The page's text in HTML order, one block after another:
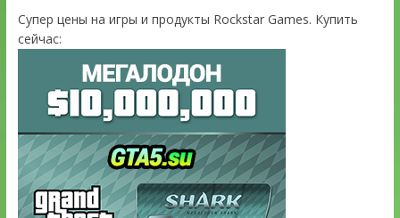
Супер цены на игры и продукты Rockstar Games. Купить
сейчас: